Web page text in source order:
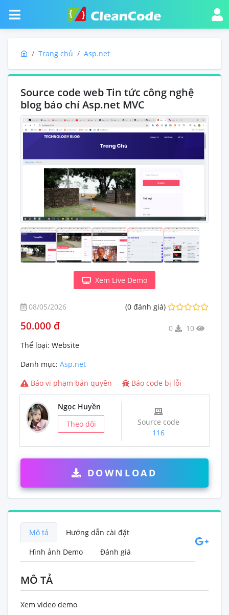
Trang chủ Asp.net
Source code web Tin tức công nghệ
blog báo chí Asp.net MVC
Xem Live Demo
08/05/2026 (0 đánh giá)
50.000 đ 0
10
Thể loại: Website
Danh mục: Asp.net
Báo vi phạm bản quyền
Báo code bị lỗi
Ngọc Huyền
Theo dõi
Source code
116
DOWNLOAD
Mô tả
Hướng dẫn cài đặt
Hình ảnh Demo
Đánh giá
MÔ TẢ
Xem video demo